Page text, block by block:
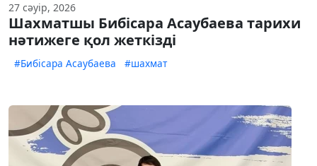
27 сәуір, 2026
Шахматшы Бибісара Асаубаева тарихи
нәтижеге қол жеткізді
#Бибісара Асаубаева #шахмат